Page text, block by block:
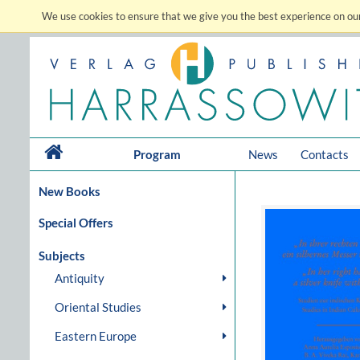
We use cookies to ensure that we give you the best experience on
Program News Contacts
New Books
Special Offers
Subjects
Antiquity
Oriental Studies
Eastern Europe